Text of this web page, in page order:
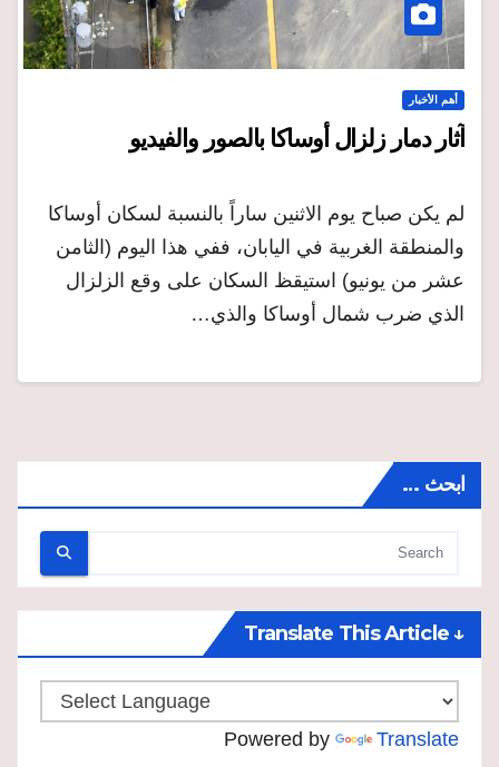
أهم الأخبار
آثار دمار زلزال أوساكا بالصور والفيديو
لم يكن صباح يوم الاثنين ساراً بالنسبة لسكان أوساكا
والمنطقة الغربية في اليابان، ففي هذا اليوم (الثامن
عشر من يونيو) استيقظ السكان على وقع الزلزال
الذي ضرب شمال أوساكا والذي…
ابحث …
↓ Translate This Article
Powered by Translate